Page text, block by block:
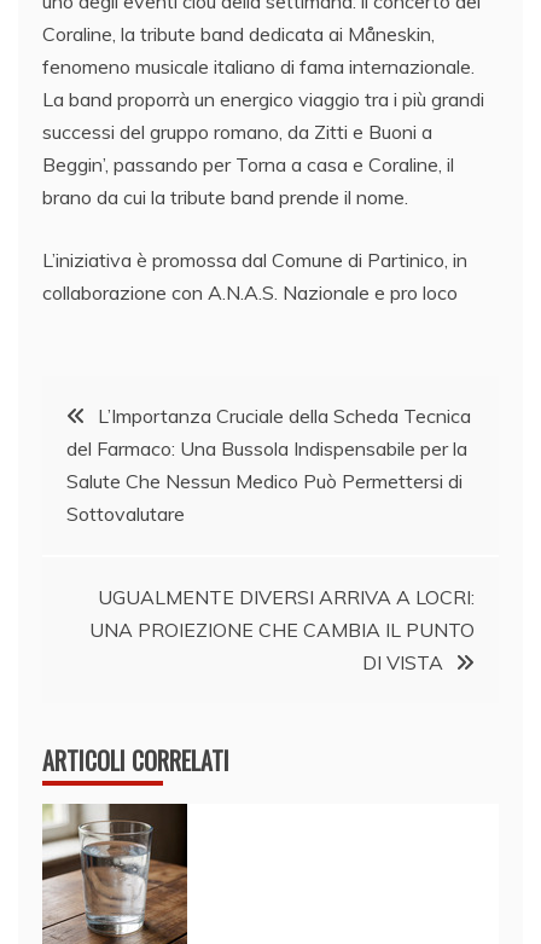
Coraline, la tribute band dedicata ai Måneskin,
fenomeno musicale italiano di fama internazionale.
La band proporrà un energico viaggio tra i più grandi
successi del gruppo romano, da Zitti e Buoni a
Beggin’, passando per Torna a casa e Coraline, il
brano da cui la tribute band prende il nome.
L’iniziativa è promossa dal Comune di Partinico, in
collaborazione con A.N.A.S. Nazionale e pro loco
Navigazione
articoli
L’Importanza Cruciale della Scheda Tecnica
del Farmaco: Una Bussola Indispensabile per la
Salute Che Nessun Medico Può Permettersi di
Sottovalutare
UGUALMENTE DIVERSI ARRIVA A LOCRI:
UNA PROIEZIONE CHE CAMBIA IL PUNTO
DI VISTA
ARTICOLI CORRELATI